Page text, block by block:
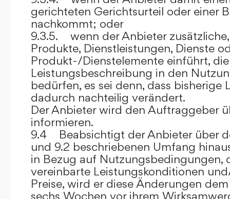
gerichteten Gerichtsurteil oder einer
nachkommt; oder
9.3.5. wenn der Anbieter
Produkte, Dienstleistungen, Dienste
Produkt-/Dienstelemente einführt,
Leistungsbeschreibung in den
bedürfen, es sei denn, dass bisherige
dadurch nachteilig verändert.
Der Anbieter wird den Auftraggeber
informieren.
9.4 Beabsichtigt der Anbieter über
und 9.2 beschriebenen Umfang
in Bezug auf Nutzungsbedingungen,
vereinbarte Leistungskonditionen
Preise, wird er diese Änderungen
sechs Wochen vor ihrem